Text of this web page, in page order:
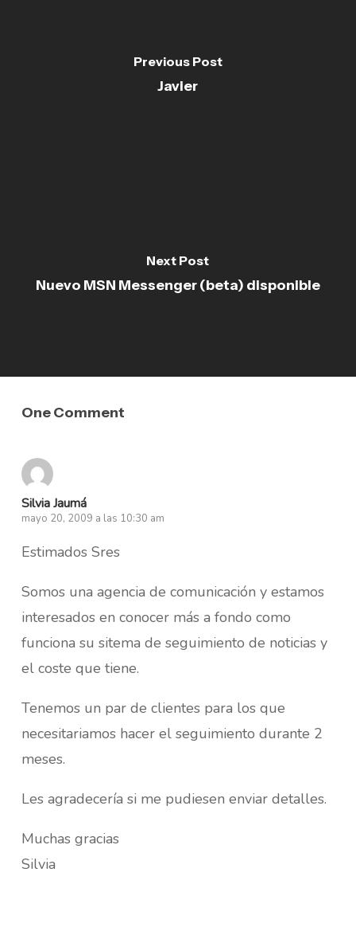
Previous Post
Javier
Next Post
Nuevo MSN Messenger (beta) disponible
One Comment
Silvia Jaumá
mayo 20, 2009 a las 10:30 am
Estimados Sres
Somos una agencia de comunicación y estamos
interesados en conocer más a fondo como
funciona su sitema de seguimiento de noticias y
el coste que tiene.
Tenemos un par de clientes para los que
necesitariamos hacer el seguimiento durante 2
meses.
Les agradecería si me pudiesen enviar detalles.
Muchas gracias
Silvia